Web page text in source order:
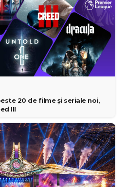
20 de filme și seriale noi,
III